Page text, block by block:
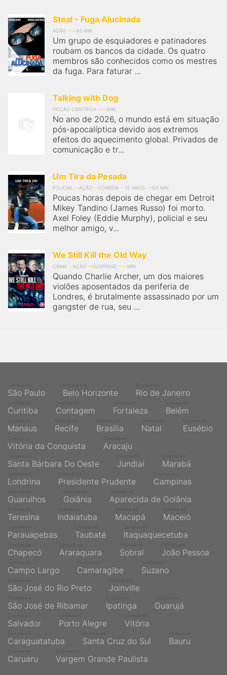
Steal - Fuga Alucinada
AÇÃO 85 MIN
Um grupo de esquiadores e patinadores
roubam os bancos da cidade. Os quatro
membros são conhecidos como os mestres
da fuga. Para faturar ...
Talking with Dog
FICÇÃO CIENTÍFICA MIN
No ano de 2026, o mundo está em situação
pós-apocalíptica devido aos extremos
efeitos do aquecimento global. Privados de
comunicação e tr...
Um Tira da Pesada
POLICIAL AÇÃO COMÉDIA 12 ANOS 105 MIN
Poucas horas depois de chegar em Detroit
Mikey Tandino (James Russo) foi morto.
Axel Foley (Eddie Murphy), policial e seu
melhor amigo, v...
We Still Kill the Old Way
CRIME AÇÃO SUSPENSE MIN
Quando Charlie Archer, um dos maiores
violões aposentados da periferia de
Londres, é brutalmente assassinado por um
gangster de rua, seu ...
São Paulo Belo Horizonte Rio de Janeiro
Curitiba Contagem Fortaleza Belém
Manaus Recife Brasília Natal Eusébio
Vitória da Conquista Aracaju
Santa Bárbara Do Oeste Jundiaí Marabá
Londrina Presidente Prudente Campinas
Guarulhos Goiânia Aparecida de Goiânia
Teresina Indaiatuba Macapá Maceió
Parauapebas Taubaté Itaquaquecetuba
Chapecó Araraquara Sobral João Pessoa
Campo Largo Camaragibe Suzano
São José do Rio Preto Joinville
São José de Ribamar Ipatinga Guarujá
Salvador Porto Alegre Vitória
Caraguatatuba Santa Cruz do Sul Bauru
Caruaru Vargem Grande Paulista